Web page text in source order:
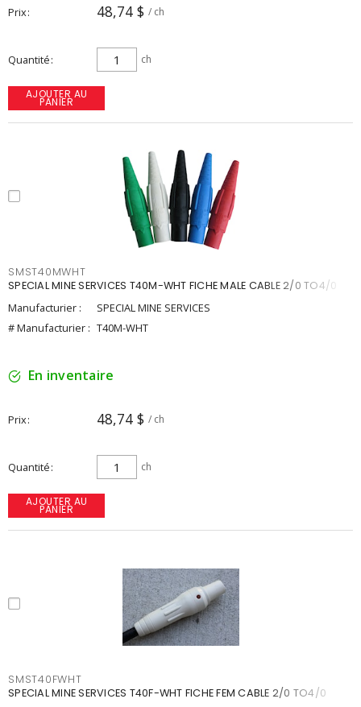
Prix 48,74 $ / ch
Quantité ch
AJOUTER AU
PANIER
SMST40MWHT
SPECIAL MINE SERVICES T40M-WHT FICHE MALE CABLE 2/0 TO4/0
Manufacturier :
SPECIAL MINE SERVICES
# Manufacturier : T40M-WHT
En inventaire
Prix 48,74 $ / ch
Quantité ch
AJOUTER AU
PANIER
SMST40FWHT
SPECIAL MINE SERVICES T40F-WHT FICHE FEM CABLE 2/0 TO4/0